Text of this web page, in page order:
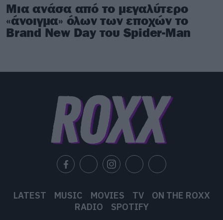
Μια ανάσα από το μεγαλύτερο
«άνοιγμα» όλων των εποχών το
Brand New Day του Spider-Man
LATEST MUSIC MOVIES TV
ON THE ROXX
RADIO
SPOTIFY